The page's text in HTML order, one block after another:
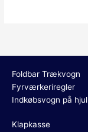
Foldbar Trækvogn
Fyrværkeriregler
Indkøbsvogn på hjul
Klapkasse